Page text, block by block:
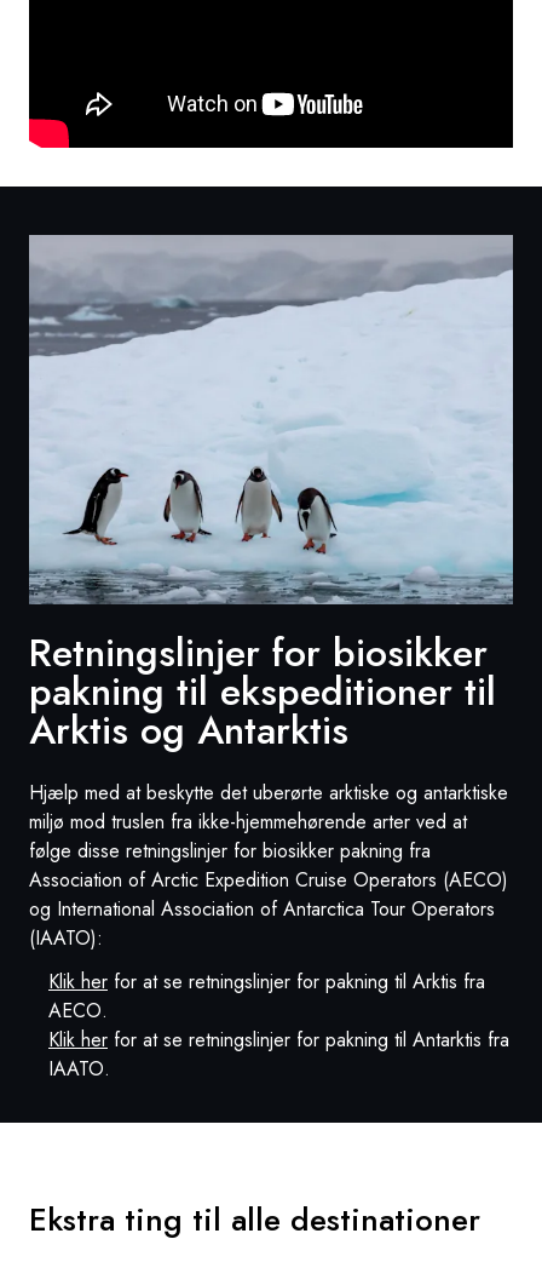
Retningslinjer for biosikker
pakning til ekspeditioner til
Arktis og Antarktis
Hjælp med at beskytte det uberørte arktiske og antarktiske
miljø mod truslen fra ikke-hjemmehørende arter ved at
følge disse retningslinjer for biosikker pakning fra
Association of Arctic Expedition Cruise Operators (AECO)
og International Association of Antarctica Tour Operators
(IAATO):
Klik her for at se retningslinjer for pakning til Arktis fra
AECO.
Klik her for at se retningslinjer for pakning til Antarktis fra
IAATO.
Ekstra ting til alle destinationer